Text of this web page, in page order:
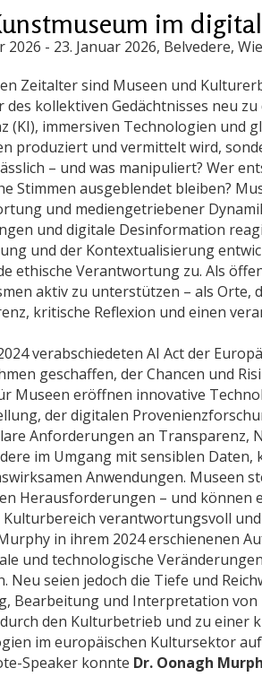
im
2026 - 23. Januar 2026, Belvedere,
Zeitalter sind Museen und
des kollektiven Gedächtnisses neu
(KI), immersiven Technologien und
produziert und vermittelt wird,
– und was manipuliert? Wer
Stimmen ausgeblendet bleiben?
und mediengetriebener
und digitale Desinformation
und der Kontextualisierung
ethische Verantwortung zu. Als
aktiv zu unterstützen – als
kritische Reflexion und einen
verabschiedeten AI Act der
geschaffen, der Chancen und
Museen eröffnen innovative
der digitalen
Anforderungen an Transparenz,
im Umgang mit sensiblen
Anwendungen. Museen
Herausforderungen – und können
Kulturbereich verantwortungsvoll
in ihrem 2024 erschienenen
und technologische
Neu seien jedoch die Tiefe und
Bearbeitung und Interpretation
den Kulturbetrieb und zu einer
im europäischen Kultursektor
Speaker konnte Dr. Oonagh